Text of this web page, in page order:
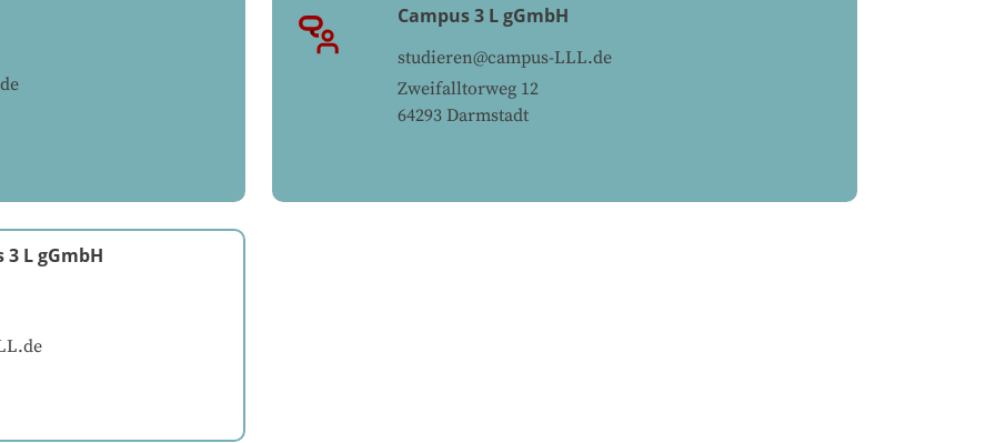
Campus 3 L gGmbH
studieren@campus-LLL.de
Zweifalltorweg 12
64293 Darmstadt
3 L gGmbH